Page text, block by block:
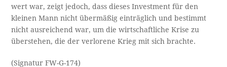
wert war, zeigt jedoch, dass dieses Investment für den
kleinen Mann nicht übermäßig einträglich und bestimmt
nicht ausreichend war, um die wirtschaftliche Krise zu
überstehen, die der verlorene Krieg mit sich brachte.
(Signatur FW-G-174)